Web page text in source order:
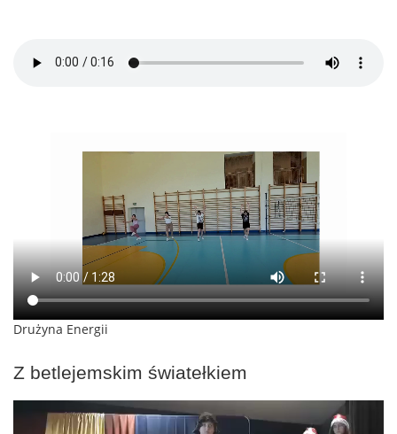
Drużyna Energii
Z betlejemskim światełkiem
Odtwarzacz